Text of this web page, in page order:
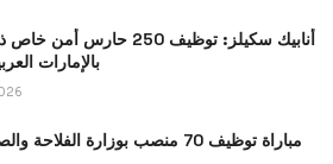
أنابيك سكيلز: توظيف 250 حارس
بالإمارات
مباراة توظيف 70 منصب بوزارة